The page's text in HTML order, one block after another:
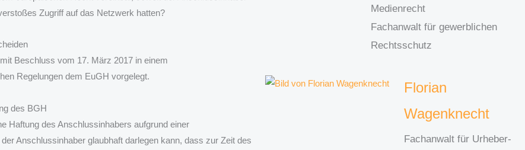
Zugriff auf das Netzwerk hatten?
Beschluss vom 17. März 2017 in einem
Regelungen dem EuGH vorgelegt.
des BGH
Haftung des Anschlussinhabers aufgrund einer
Anschlussinhaber glaubhaft darlegen kann, dass zur Zeit des
Medienrecht
Fachanwalt für gewerblichen
Rechtsschutz
Florian
Wagenknecht
Fachanwalt für Urheber-